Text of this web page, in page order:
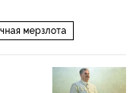
мерзлота